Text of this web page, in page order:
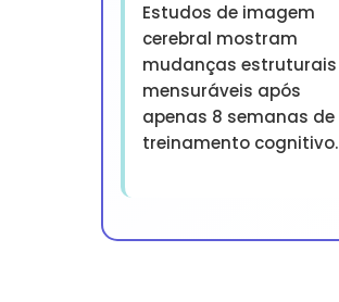
Estudos de imagem
cerebral mostram
mudanças estruturais
mensuráveis após
apenas 8 semanas de
treinamento cognitivo.